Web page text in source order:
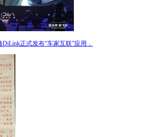
正式发布“车家互联”应用，